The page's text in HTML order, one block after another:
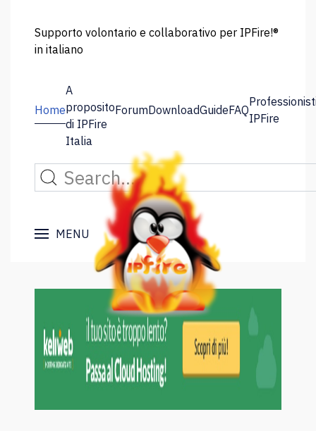
Supporto volontario e collaborativo per IPFire!®
in italiano
Home
A
proposito
di IPFire
Italia
ForumDownloadGuideFAQ
IPFire
MENU